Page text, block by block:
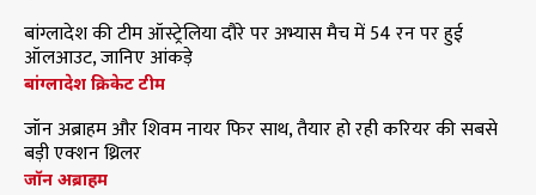
बांग्लादेश की टीम ऑस्ट्रेलिया दौरे पर अभ्यास मैच में 54 रन पर हुई
ऑलआउट, जानिए आंकड़े
बांग्लादेश क्रिकेट टीम
जॉन अब्राहम और शिवम नायर फिर साथ, तैयार हो रही करियर की सबसे
बड़ी एक्शन थ्रिलर
जॉन अब्राहम